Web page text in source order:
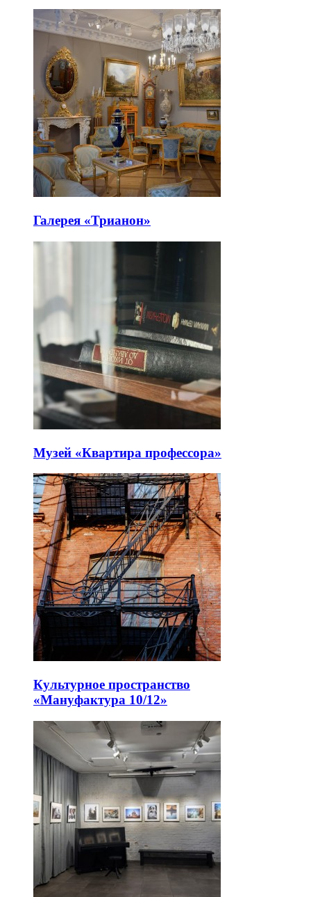
Галерея «Трианон»
Музей «Квартира профессора»
Культурное пространство
«Мануфактура 10/12»